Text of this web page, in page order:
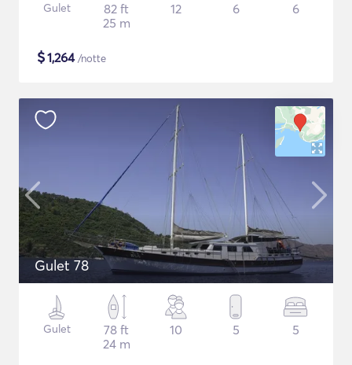
Gulet
82 ft
25 m
12 6 6
$1,264/notte
Gulet 78
Gulet
78 ft
24 m
10 5 5